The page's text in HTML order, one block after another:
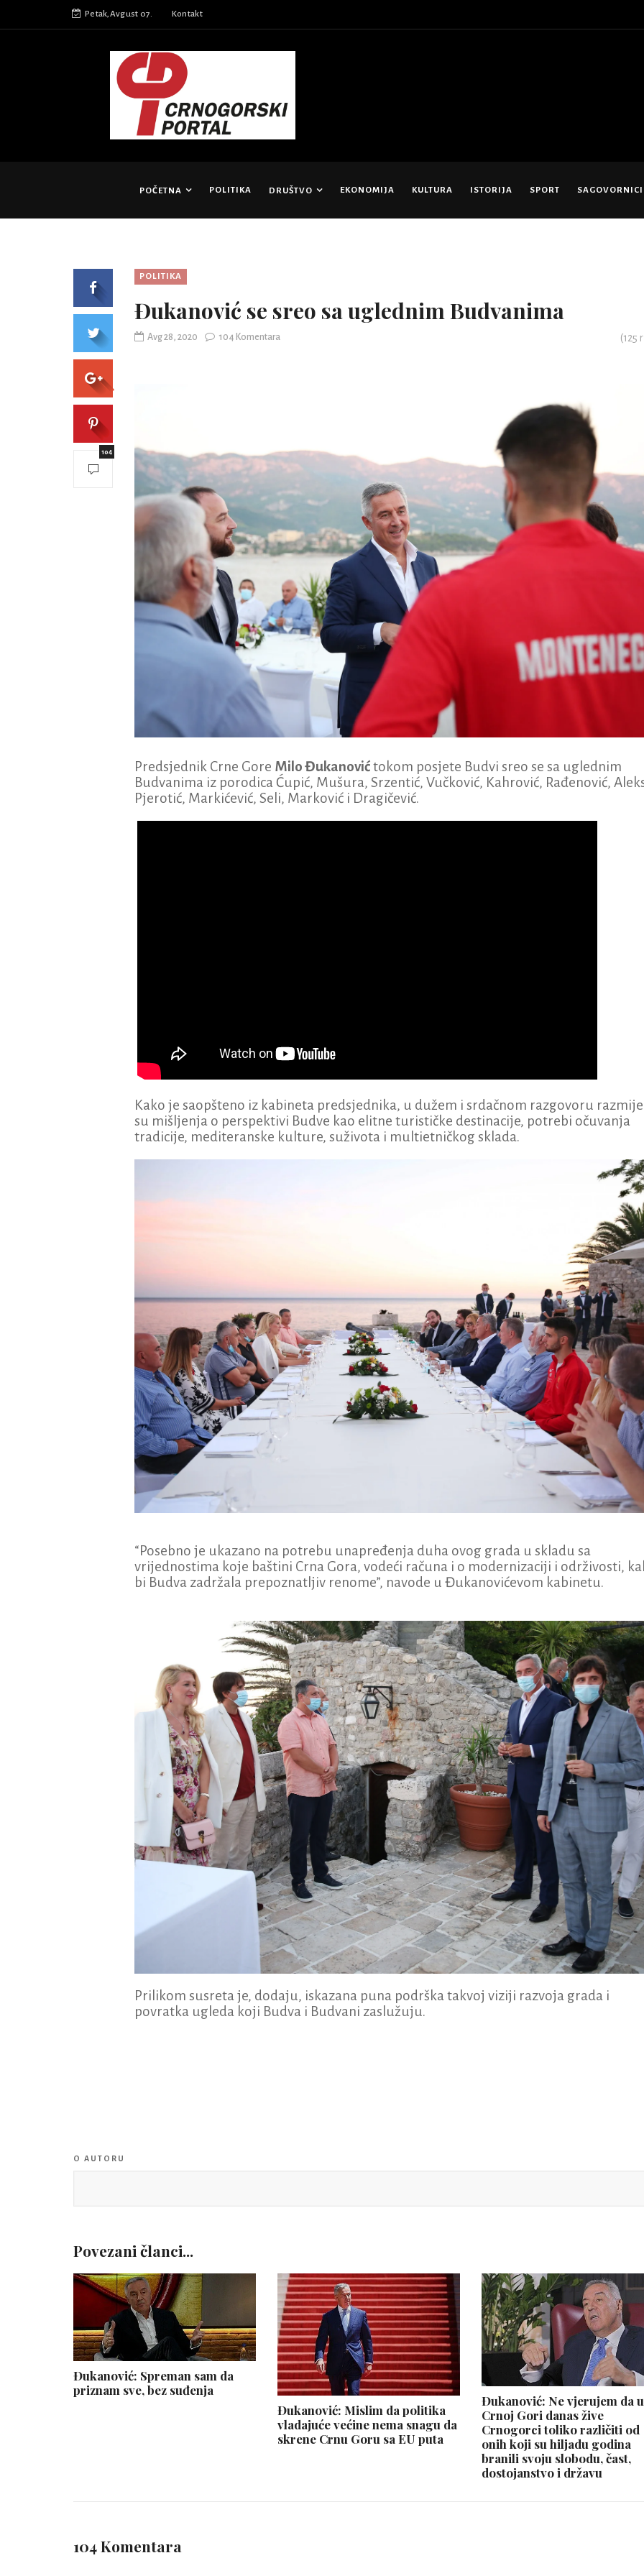
Petak,Avgust 07. Kontakt
POČETNA POLITIKA DRUŠTVO EKONOMIJA KULTURA ISTORIJA SPORT SAGOVORNICI
POLITIKA
Đukanović se sreo sa uglednim Budvanima
Avg 28, 2020 104 Komentara (125
Predsjednik Crne Gore Milo Đukanovićtokom posjete Budvi sreo se sa uglednim
Budvanima iz porodica Ćupić, Mušura, Srzentić, Vučković, Kahrović, Rađenović,
Pjerotić, Markićević, Seli, Marković i Dragičević.
Kako je saopšteno iz kabineta predsjednika, u dužem i srdačnom razgovoru
su mišljenja o perspektivi Budve kao elitne turističke destinacije, potrebi očuvanja
tradicije, mediteranske kulture, suživota i multietničkog sklada.
“Posebno je ukazano na potrebu unapređenja duha ovog grada u skladu sa
vrijednostima koje baštini Crna Gora, vodeći računa i o modernizaciji i održivosti,
bi Budva zadržala prepoznatljiv renome”, navode u Đukanovićevom kabinetu.
Prilikom susreta je, dodaju, iskazana puna podrška takvoj viziji razvoja grada i
povratka ugleda koji Budva i Budvani zaslužuju.
104
O AUTORU
Povezani članci...
Đukanović: Spreman sam da
priznam sve, bez suđenja
Đukanović: Mislim da politika
vladajuće većine nema snagu da
skrene Crnu Goru sa EU puta
Đukanović: Ne vjerujem da u
Crnoj Gori danas žive
Crnogorci toliko različiti od
onih koji su hiljadu godina
branili svoju slobodu, čast,
dostojanstvo i državu
104 Komentara